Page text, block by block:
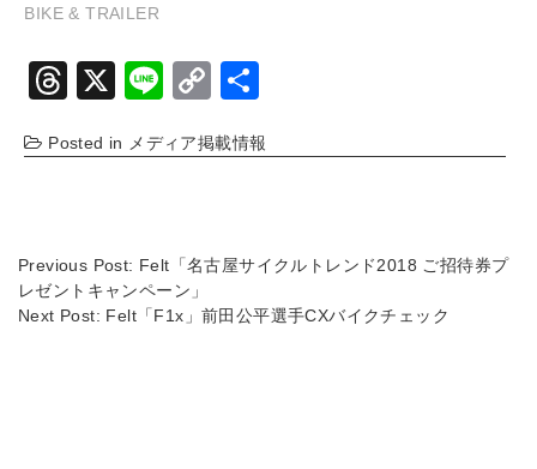
BIKE & TRAILER
T
e
s
X
Li
e
C
p
n
k
Posted in メディア掲載情報
Previous Post: Felt「名古屋サイクルトレンド2018 ご招待券プ
レゼントキャンペーン」
Next Post: Felt「F1x」前田公平選手CXバイクチェック